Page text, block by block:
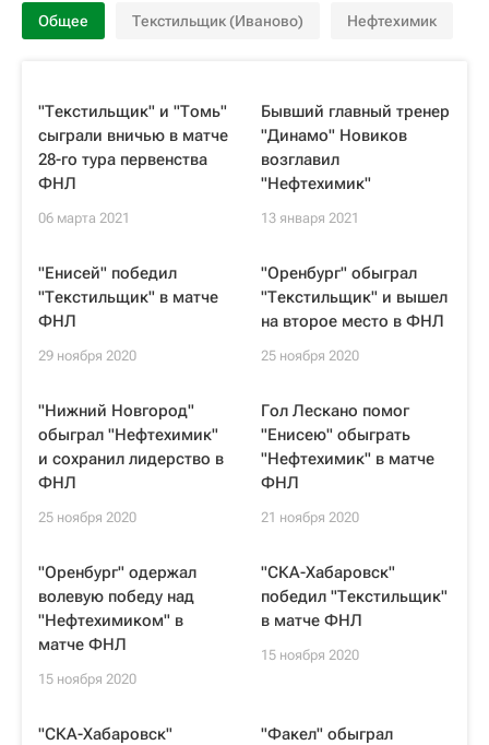
Общее Текстильщик (Иваново) Нефтехимик
"Текстильщик" и "Томь"
сыграли вничью в матче
28-го тура первенства
ФНЛ
06 марта 2021
Бывший главный тренер
"Динамо" Новиков
возглавил
"Нефтехимик"
13 января 2021
"Енисей" победил
"Текстильщик" в матче
ФНЛ
29 ноября 2020
"Оренбург" обыграл
"Текстильщик" и вышел
на второе место в ФНЛ
25 ноября 2020
"Нижний Новгород"
обыграл "Нефтехимик"
и сохранил лидерство в
ФНЛ
25 ноября 2020
Гол Лескано помог
"Енисею" обыграть
"Нефтехимик" в матче
ФНЛ
21 ноября 2020
"Оренбург" одержал
волевую победу над
"Нефтехимиком" в
матче ФНЛ
15 ноября 2020
"СКА-Хабаровск"
победил "Текстильщик"
в матче ФНЛ
15 ноября 2020
"СКА-Хабаровск"
"Факел" обыграл